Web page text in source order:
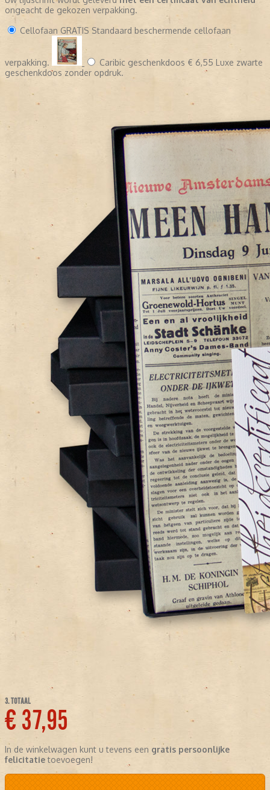
ongeacht de gekozen verpakking.
Cellofaan GRATIS Standaard beschermende cellofaan
verpakking. Caribic geschenkdoos € 6,55 Luxe zwarte
geschenkdoos zonder opdruk.
3. TOTAAL
€ 37,95
In de winkelwagen kunt u tevens een gratis persoonlijke
felicitatietoevoegen!